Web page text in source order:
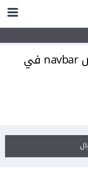
استفسار عن تخصيص navbar في